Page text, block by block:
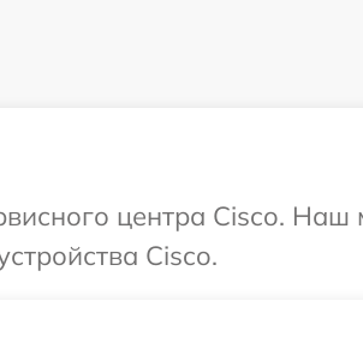
центра Cisco.
Cisco.